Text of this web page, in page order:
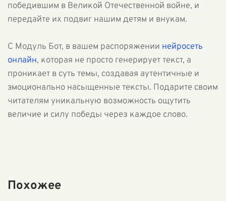
победившим в Великой Отечественной войне, и
передайте их подвиг нашим детям и внукам.
С Модуль Бот, в вашем распоряжении нейросеть
онлайн, которая не просто генерирует текст, а
проникает в суть темы, создавая аутентичные и
эмоционально насыщенные тексты. Подарите своим
читателям уникальную возможность ощутить
величие и силу победы через каждое слово.
Похожее